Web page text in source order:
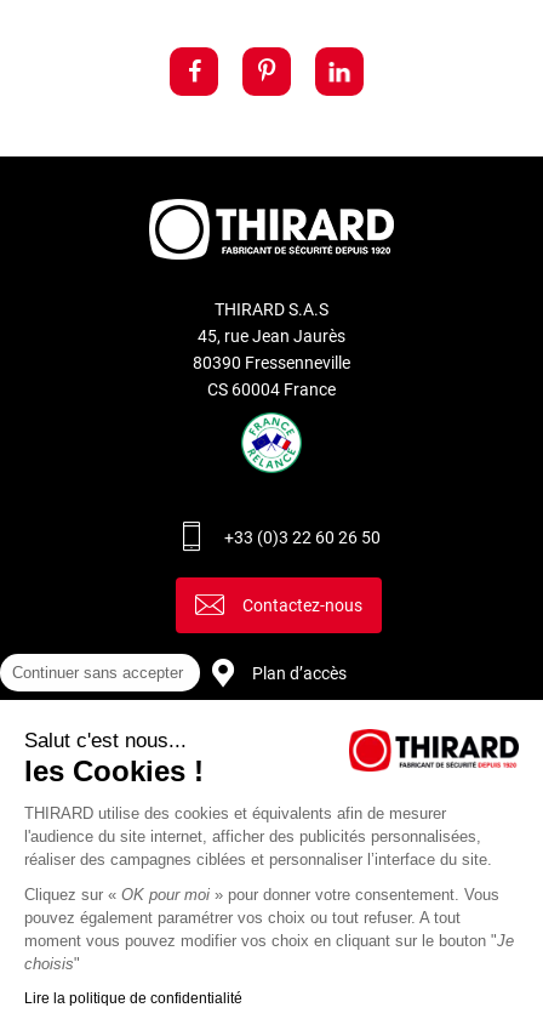
THIRARD S.A.S
45, rue Jean Jaurès
80390 Fressenneville
CS 60004 France
+33 (0)3 22 60 26 50
Contactez-nous
Plan d’accès
Continuer sans accepter
Salut c'est nous...
les Cookies !
THIRARD utilise des cookies et équivalents afin de mesurer
l'audience du site internet, afficher des publicités personnalisées,
réaliser des campagnes ciblées et personnaliser l’interface du site.
Cliquez sur « OK pour moi » pour donner votre consentement. Vous
pouvez également paramétrer vos choix ou tout refuser. A tout
moment vous pouvez modifier vos choix en cliquant sur le bouton "Je
choisis"
Lire la politique de confidentialité